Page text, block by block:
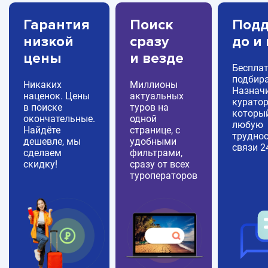
Гарантия
низкой
цены
Никаких
наценок. Цены
в поиске
окончательные.
Найдёте
дешевле, мы
сделаем
скидку!
Поиск
сразу
и везде
Миллионы
актуальных
туров на
одной
странице, с
удобными
фильтрами,
сразу от всех
туроператоров
до и
любую
связи